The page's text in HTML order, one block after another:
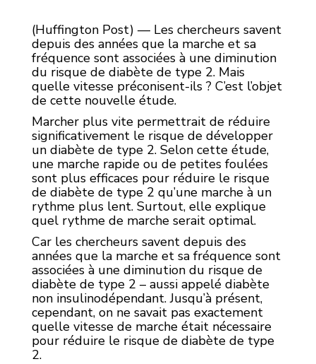
(Huffington Post) — Les chercheurs savent
depuis des années que la marche et sa
fréquence sont associées à une diminution
du risque de diabète de type 2. Mais
quelle vitesse préconisent-ils ? C’est l’objet
de cette nouvelle étude.
Marcher plus vite permettrait de réduire
significativement le risque de développer
un diabète de type 2. Selon cette étude,
une marche rapide ou de petites foulées
sont plus efficaces pour réduire le risque
de diabète de type 2 qu’une marche à un
rythme plus lent. Surtout, elle explique
quel rythme de marche serait optimal.
Car les chercheurs savent depuis des
années que la marche et sa fréquence sont
associées à une diminution du risque de
diabète de type 2 – aussi appelé diabète
non insulinodépendant. Jusqu’à présent,
cependant, on ne savait pas exactement
quelle vitesse de marche était nécessaire
pour réduire le risque de diabète de type
2.